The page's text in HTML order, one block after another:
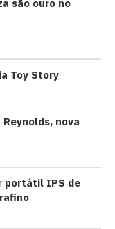
são ouro no
Toy Story
nova
portátil IPS de